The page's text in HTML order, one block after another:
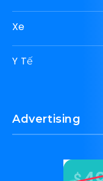
Xe
Y Tế
Advertising